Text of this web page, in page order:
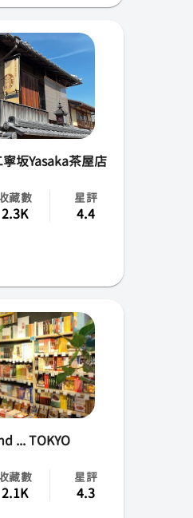
坂Yasaka茶屋店
藏數
2.3K
星評
4.4
... TOKYO
藏數
2.1K
星評
4.3